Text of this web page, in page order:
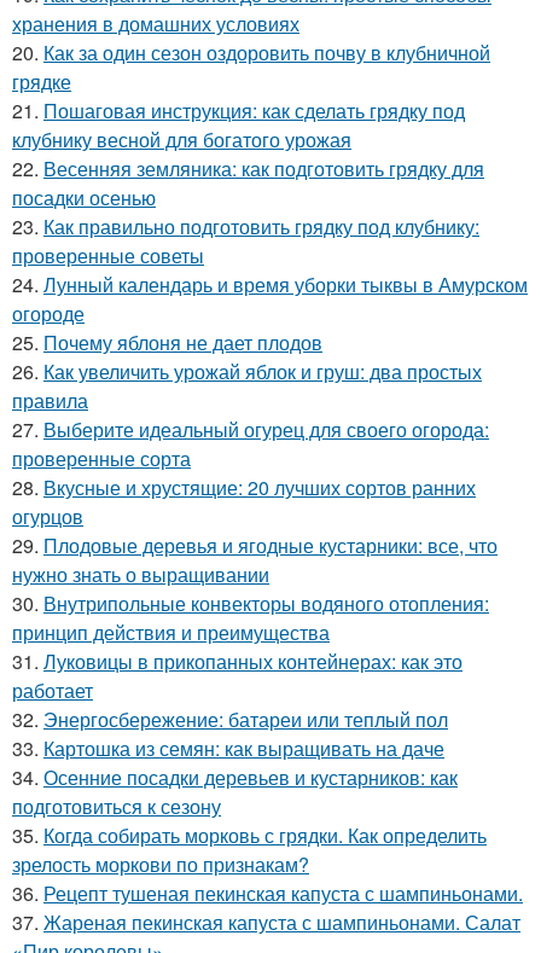
хранения в домашних условиях
20. Как за один сезон оздоровить почву в клубничной
грядке
21. Пошаговая инструкция: как сделать грядку под
клубнику весной для богатого урожая
22. Весенняя земляника: как подготовить грядку для
посадки осенью
23. Как правильно подготовить грядку под клубнику:
проверенные советы
24. Лунный календарь и время уборки тыквы в Амурском
огороде
25. Почему яблоня не дает плодов
26. Как увеличить урожай яблок и груш: два простых
правила
27. Выберите идеальный огурец для своего огорода:
проверенные сорта
28. Вкусные и хрустящие: 20 лучших сортов ранних
огурцов
29. Плодовые деревья и ягодные кустарники: все, что
нужно знать о выращивании
30. Внутрипольные конвекторы водяного отопления:
принцип действия и преимущества
31. Луковицы в прикопанных контейнерах: как это
работает
32. Энергосбережение: батареи или теплый пол
33. Картошка из семян: как выращивать на даче
34. Осенние посадки деревьев и кустарников: как
подготовиться к сезону
35. Когда собирать морковь с грядки. Как определить
зрелость моркови по признакам?
36. Рецепт тушеная пекинская капуста с шампиньонами.
37. Жареная пекинская капуста с шампиньонами. Салат